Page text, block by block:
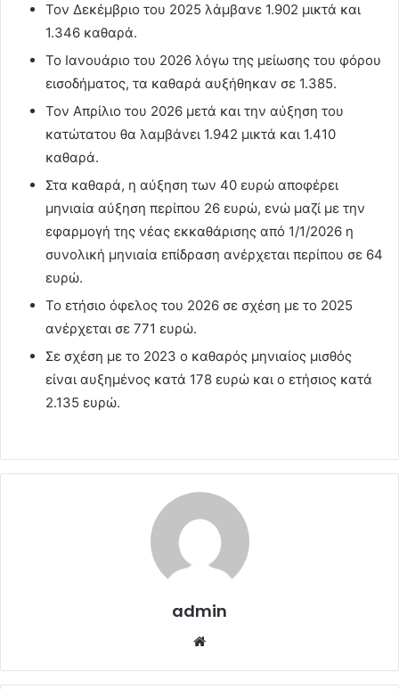
Τον Δεκέμβριο του 2025 λάμβανε 1.902 μικτά και
1.346 καθαρά.
Το Ιανουάριο του 2026 λόγω της μείωσης του φόρου
εισοδήματος, τα καθαρά αυξήθηκαν σε 1.385.
Τον Απρίλιο του 2026 μετά και την αύξηση του
κατώτατου θα λαμβάνει 1.942 μικτά και 1.410
καθαρά.
Στα καθαρά, η αύξηση των 40 ευρώ αποφέρει
μηνιαία αύξηση περίπου 26 ευρώ, ενώ μαζί με την
εφαρμογή της νέας εκκαθάρισης από 1/1/2026 η
συνολική μηνιαία επίδραση ανέρχεται περίπου σε 64
ευρώ.
Το ετήσιο όφελος του 2026 σε σχέση με το 2025
ανέρχεται σε 771 ευρώ.
Σε σχέση με το 2023 ο καθαρός μηνιαίος μισθός
είναι αυξημένος κατά 178 ευρώ και ο ετήσιος κατά
2.135 ευρώ.
admin